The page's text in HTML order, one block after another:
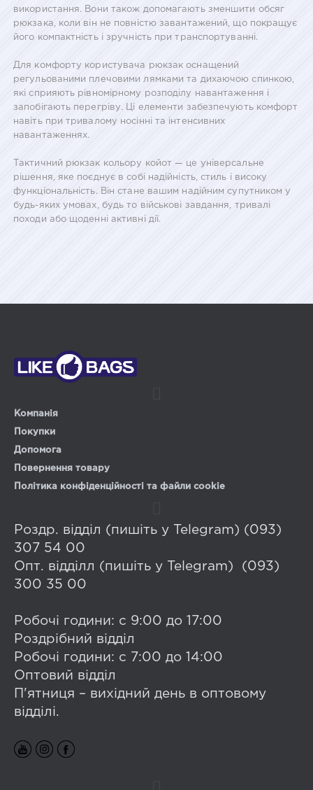
використання. Вони також допомагають зменшити обсяг
рюкзака, коли він не повністю завантажений, що покращує
його компактність і зручність при транспортуванні.
Для комфорту користувача рюкзак оснащений
регульованими плечовими лямками та дихаючою спинкою,
які сприяють рівномірному розподілу навантаження і
запобігають перегріву. Ці елементи забезпечують комфорт
навіть при тривалому носінні та інтенсивних
навантаженнях.
Тактичний рюкзак кольору койот — це універсальне
рішення, яке поєднує в собі надійність, стиль і високу
функціональність. Він стане вашим надійним супутником у
будь-яких умовах, будь то військові завдання, тривалі
походи або щоденні активні дії.
Компанія
Покупки
Допомога
Повернення товару
Політика конфіденційності та файли cookie
Роздр. відділ (пишіть у Telegram) (093)
307 54 00
Опт. відділл (пишіть у Telegram) (093)
300 35 00
Робочі години: с 9:00 до 17:00
Роздрібний відділ
Робочі години: с 7:00 до 14:00
Оптовий відділ
П'ятниця – вихідний день в оптовому
відділі.